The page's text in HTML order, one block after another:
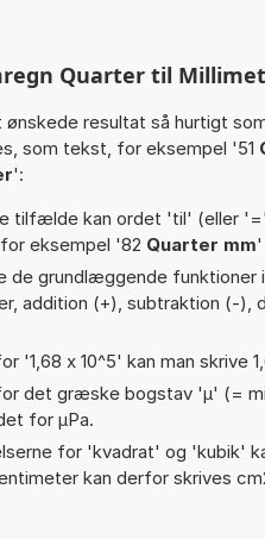
Quarter til
ønskede resultat så hurtigt
som tekst, for eksempel '51
':
tilfælde kan ordet 'til' (eller
eksempel '82 Quarter mm'
de grundlæggende funktioner
addition (+), subtraktion (-),
'1,68 x 10^5' kan man skrive
det græske bogstav 'µ' (=
for µPa.
for 'kvadrat' og 'kubik'
kan derfor skrives